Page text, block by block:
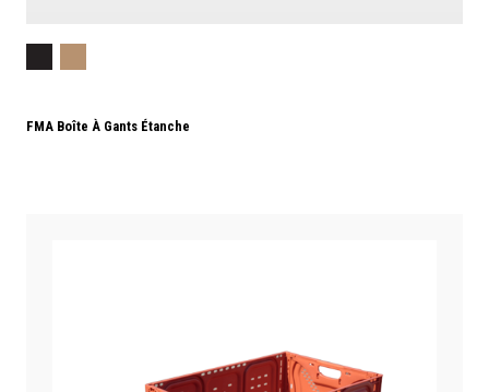
FMA Boîte À Gants Étanche